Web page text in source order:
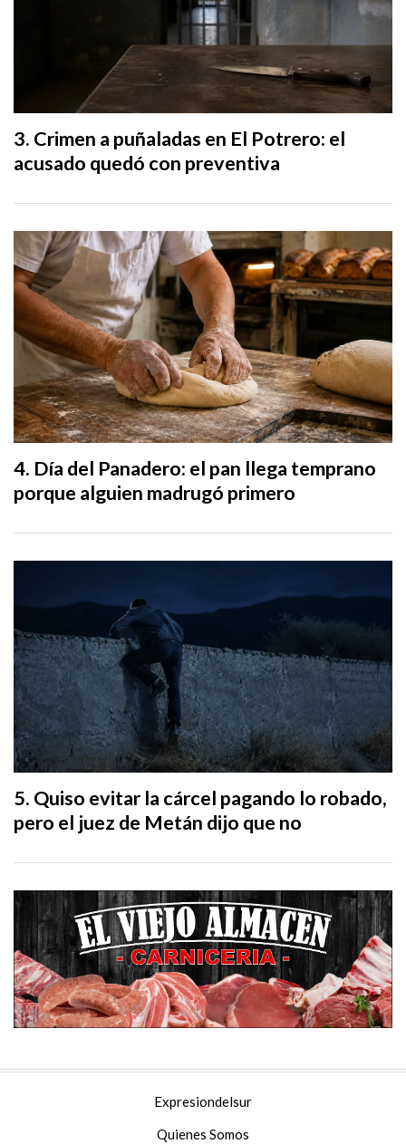
Crimen a puñaladas en El Potrero: el
acusado quedó con preventiva
Día del Panadero: el pan llega temprano
porque alguien madrugó primero
Quiso evitar la cárcel pagando lo robado,
pero el juez de Metán dijo que no
Expresiondelsur
Quienes Somos